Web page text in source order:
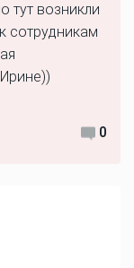
тут возникли
сотрудникам
0